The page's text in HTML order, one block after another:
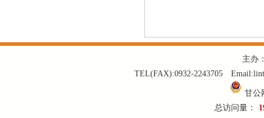
主办
TEL(FAX):0932-2243705
甘公
总访问量：